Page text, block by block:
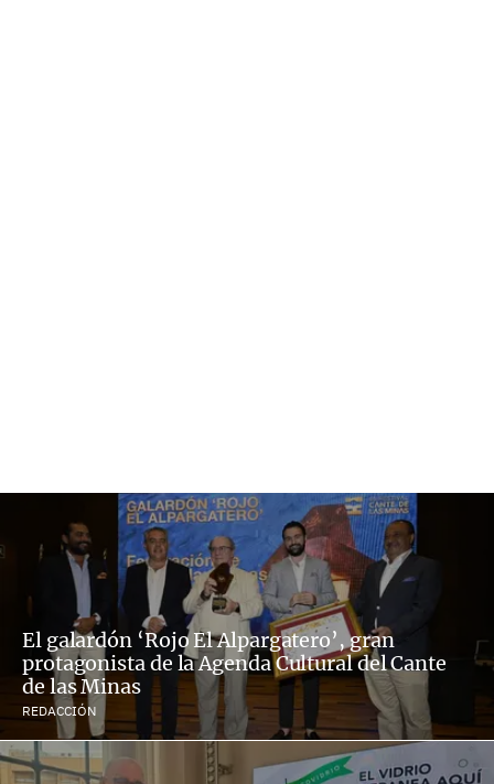
El galardón ‘Rojo El Alpargatero’, gran
protagonista de la Agenda Cultural del Cante
de las Minas
REDACCIÓN